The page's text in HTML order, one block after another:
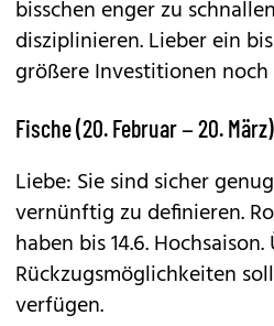
bisschen enger zu
disziplinieren. Lieber ein
größere Investitionen
Fische (20. Februar – 20. März)
Liebe: Sie sind sicher
vernünftig zu definieren.
haben bis 14.6. Hochsaison.
Rückzugsmöglichkeiten
verfügen.